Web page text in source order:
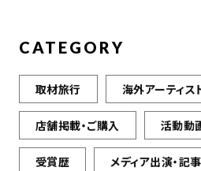
CATEGORY
取材旅行 海外アーティス
店舗掲載・ご購入 活動動
受賞歴 メディア出演・記事